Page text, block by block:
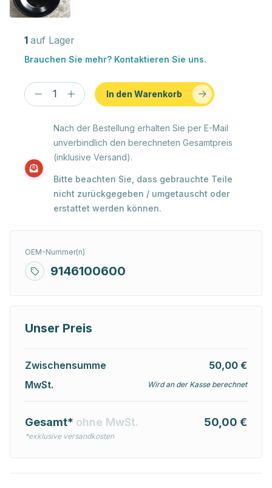
1 auf Lager
Brauchen Sie mehr? Kontaktieren Sie uns.
In den Warenkorb
Nach der Bestellung erhalten Sie per E-Mail
unverbindlich den berechneten Gesamtpreis
(inklusive Versand).
Bitte beachten Sie, dass gebrauchte Teile
nicht zurückgegeben / umgetauscht oder
erstattet werden können.
OEM-Nummer(n)
9146100600
Unser Preis
Zwischensumme
50,00 €
MwSt.
Wird an der Kasse berechnet
Gesamt* ohne MwSt.
*exklusive versandkosten
50,00 €